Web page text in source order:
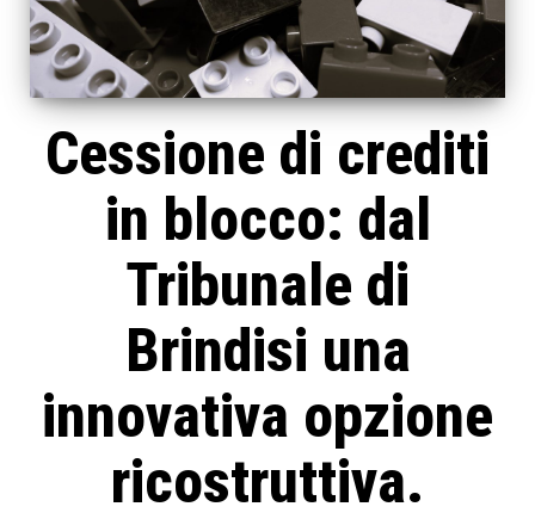
Cessione di crediti
in blocco: dal
Tribunale di
Brindisi una
innovativa opzione
ricostruttiva.